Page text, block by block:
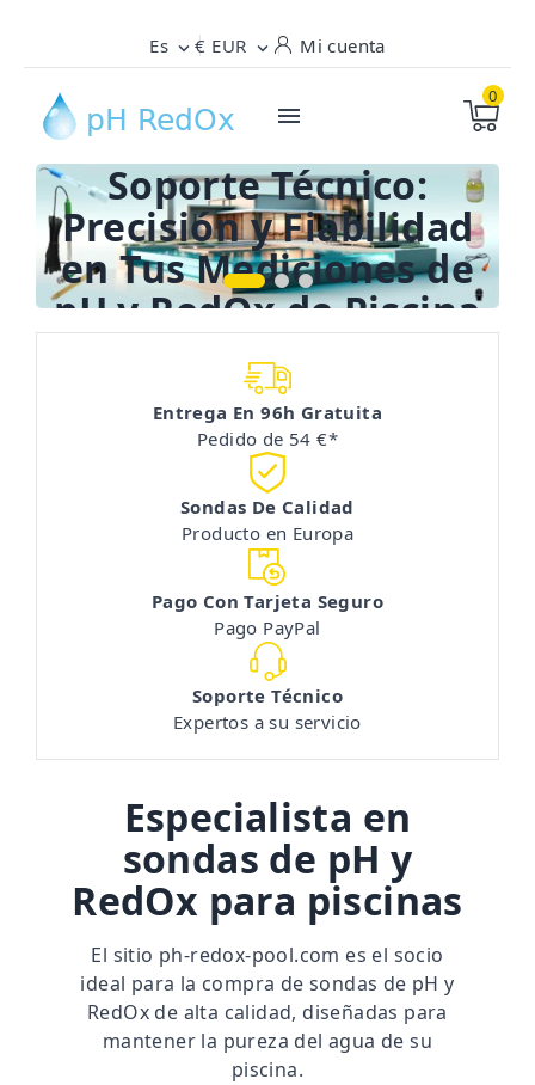
Es € EUR  Mi cuenta

0
Soporte Técnico:
Precisión y Fiabilidad
en Tus Mediciones de
pH y RedOx de Piscina
Entrega En 96h Gratuita
Pedido de 54 €*
Sondas De Calidad
Producto en Europa
Pago Con Tarjeta Seguro
Pago PayPal
Soporte Técnico
Expertos a su servicio
Especialista en
sondas de pH y
RedOx para piscinas
El sitio ph-redox-pool.com es el socio
ideal para la compra de sondas de pH y
RedOx de alta calidad, diseñadas para
mantener la pureza del agua de su
piscina.